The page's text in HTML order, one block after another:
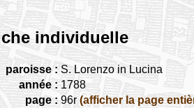
individuelle
paroisse : S. Lorenzo in Lucina
année : 1788
page : 96r (afficher la page